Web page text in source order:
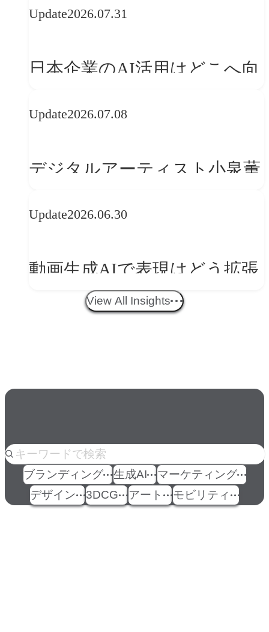
Update2026.07.31
日本企業のAI活用はどこへ向
レンドに見る「人間中心」へ
Update2026.07.08
デジタルアーティスト小泉薫
ークフロー設計と「ノイズと
Update2026.06.30
動画生成AIで表現はどう拡張
する？映像ディレクター橋本
View All Insights
人気のkeyword
ブランディング 生成AI
マーケティング
デザイン
3DCG アート モビリティ